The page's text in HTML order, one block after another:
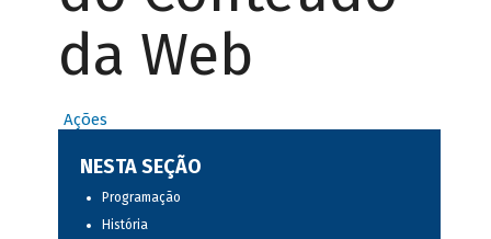
da Web
Ações
NESTA SEÇÃO
Programação
História